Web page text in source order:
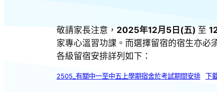
敬請家長注意， 2025年12月5日(五) 至
家專心溫習功課。而選擇留宿的宿生亦必
各級留宿安排詳列如下：
2505_有關中一至中五上學期宿舍於考試期間安排 下